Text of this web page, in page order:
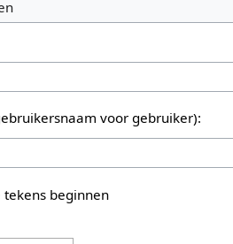
voor gebruiker):
tekens beginnen